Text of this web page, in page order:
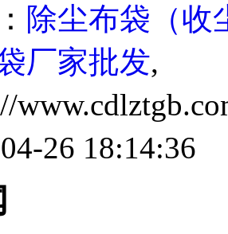
除尘布袋（收
厂家批发,
26 18:14:36